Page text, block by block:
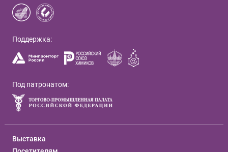
Поддержка:
Под патронатом:
Выставка